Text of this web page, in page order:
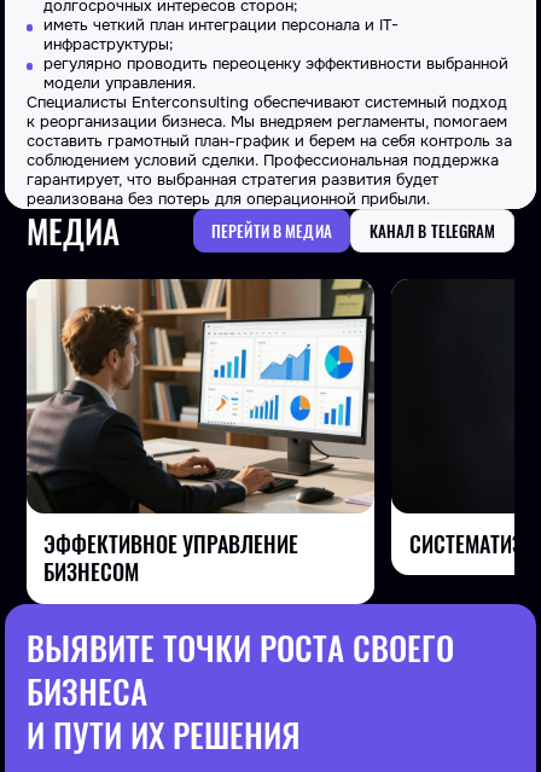
долгосрочных интересов сторон;
иметь четкий план интеграции персонала и IT-
инфраструктуры;
регулярно проводить переоценку эффективности выбранной
модели управления.
Специалисты Enterconsulting обеспечивают системный подход
к реорганизации бизнеса. Мы внедряем регламенты, помогаем
составить грамотный план-график и берем на себя контроль за
соблюдением условий сделки. Профессиональная поддержка
гарантирует, что выбранная стратегия развития будет
реализована без потерь для операционной прибыли.
МЕДИА ПЕРЕЙТИ В МЕДИА КАНАЛ В TELEGRAM
ЭФФЕКТИВНОЕ УПРАВЛЕНИЕ
БИЗНЕСОМ
ВЫЯВИТЕ ТОЧКИ РОСТА СВОЕГО
БИЗНЕСА
И ПУТИ ИХ РЕШЕНИЯ